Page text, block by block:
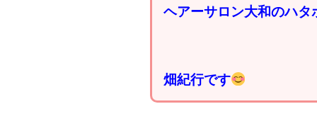
ヘアーサロン大和のハ
畑紀行です